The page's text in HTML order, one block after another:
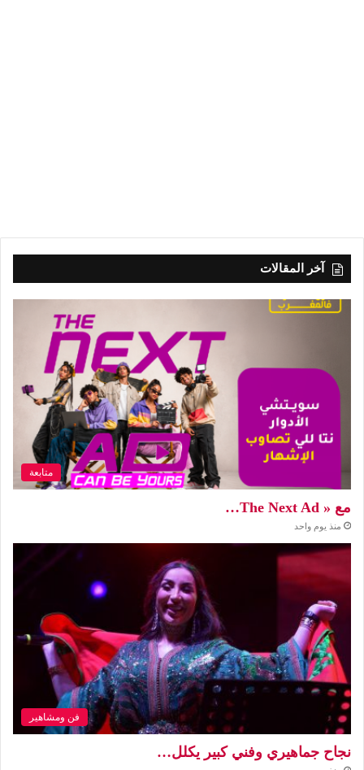
آخر المقالات
متابعة
مع « The Next Ad…
منذ يوم واحد
فن ومشاهير
نجاح جماهيري وفني كبير يكلل…